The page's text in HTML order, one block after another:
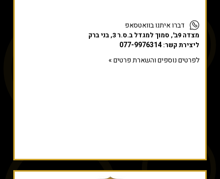
דברו איתנו בוואטסאפ
מצדה 9ב', סמוך למגדל ב.ס.ר 3, בני ברק
ליצירת קשר:077-9976314
לפרטים נוספים והשארת פרטים »